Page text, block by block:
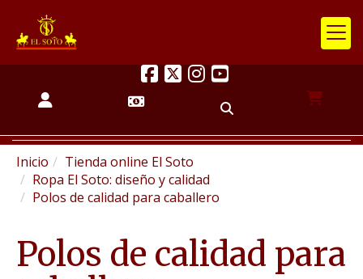
Inicio
Tienda online El Soto
Ropa El Soto: diseño y calidad
Polos de calidad para caballero
Polos de calidad para